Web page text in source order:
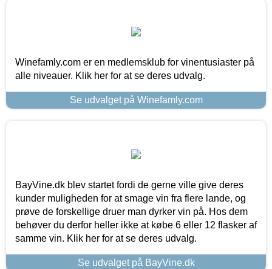
Winefamly.com er en medlemsklub for vinentusiaster på
alle niveauer. Klik her for at se deres udvalg.
Se udvalget på Winefamly.com
BayVine.dk blev startet fordi de gerne ville give deres
kunder muligheden for at smage vin fra flere lande, og
prøve de forskellige druer man dyrker vin på. Hos dem
behøver du derfor heller ikke at købe 6 eller 12 flasker af
samme vin. Klik her for at se deres udvalg.
Se udvalget på BayVine.dk